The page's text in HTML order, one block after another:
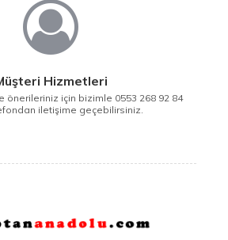
Hizmetleri
önerileriniz için bizimle 0553 268 92 84
iletişime geçebilirsiniz.